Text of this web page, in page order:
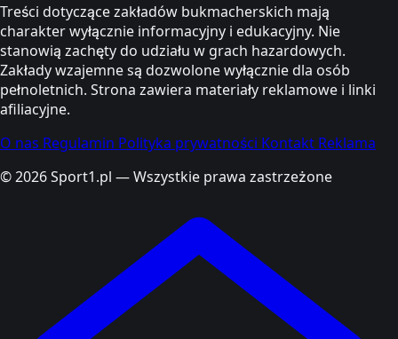
Treści dotyczące zakładów bukmacherskich mają
charakter wyłącznie informacyjny i edukacyjny. Nie
stanowią zachęty do udziału w grach hazardowych.
Zakłady wzajemne są dozwolone wyłącznie dla osób
pełnoletnich. Strona zawiera materiały reklamowe i linki
afiliacyjne.
O nas Regulamin Polityka prywatności Kontakt Reklama
© 2026 Sport1.pl — Wszystkie prawa zastrzeżone